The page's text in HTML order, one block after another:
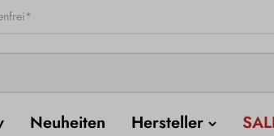
Neuheiten Hersteller